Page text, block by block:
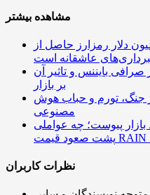
مشاهده بیشتر
در پی توقیف ۲۵ میلیون دلار رمزارز حاصل از
عاشقانه است
از صرافی بایننس و تاثیر آن
بر بازار
جنگ، تورم و حباب هوش
مصنوعی
پیوست؛ چه عواملی
نظرات کاربران